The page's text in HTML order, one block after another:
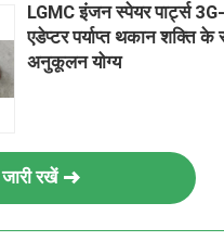
LGMC इंजन स्पेयर पार्ट्स
एडेप्टर पर्याप्त थकान शक्ति के
अनुकूलन योग्य
जारी रखें